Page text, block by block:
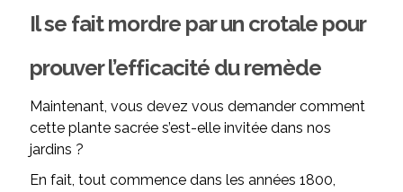
Il se fait mordre par un crotale pour
prouver l’efficacité du remède
Maintenant, vous devez vous demander comment
cette plante sacrée s’est-elle invitée dans nos
jardins ?
En fait, tout commence dans les années 1800,